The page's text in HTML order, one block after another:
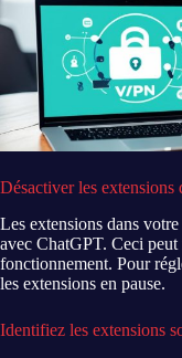
Désactiver les extensions
Les extensions dans
avec ChatGPT. Ceci
fonctionnement. Pour
les extensions en pause.
Identifiez les extensions